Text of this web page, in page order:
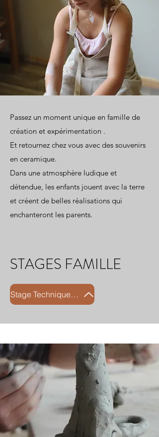
Passez un moment unique en famille de
création et expérimentation .
Et retournez chez vous avec des souvenirs
en ceramique.
Dans une atmosphère ludique et
détendue, les enfants jouent avec la terre
et créent de belles réalisations qui
enchanteront les parents.
STAGES FAMILLE
Stage Technique marbré